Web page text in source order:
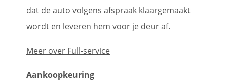
dat de auto volgens afspraak klaargemaakt
wordt en leveren hem voor je deur af.
Meer over Full-service
Aankoopkeuring